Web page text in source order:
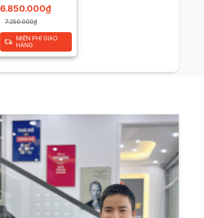
7.250.000₫
6.850.000₫
MIỄN PHÍ GIAO
HÀNG